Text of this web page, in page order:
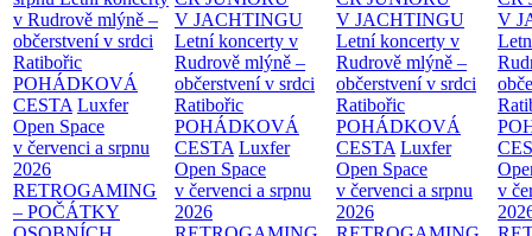
v Rudrově mlýně –
občerstvení v srdci
Ratibořic
POHÁDKOVÁ
CESTA Luxfer
Open Space
v červenci a srpnu
2026
RETROGAMING
– POČÁTKY
V JACHTINGU
Letní koncerty v
Rudrově mlýně –
občerstvení v srdci
Ratibořic
POHÁDKOVÁ
CESTA Luxfer
Open Space
v červenci a srpnu
2026
V JACHTINGU
Letní koncerty v
Rudrově mlýně –
občerstvení v srdci
Ratibořic
POHÁDKOVÁ
CESTA Luxfer
Open Space
v červenci a srpnu
2026
V
v